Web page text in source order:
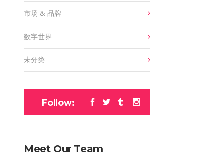
市场 & 品牌
数字世界
未分类
Follow:
Meet Our Team